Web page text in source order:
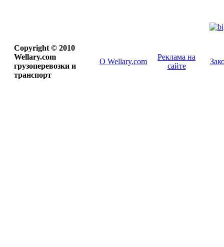
Copyright © 2010
Wellary.com
грузоперевозки и
транспорт
О Wellary.com
Реклама на
сайте